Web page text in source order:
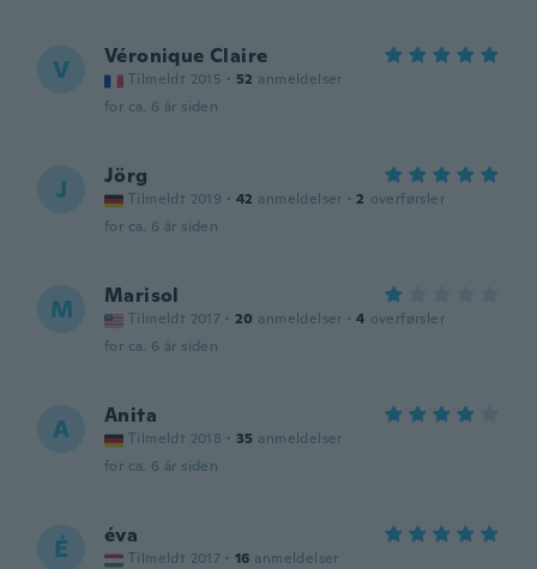
V Véronique Claire
Tilmeldt 2015 · 52 anmeldelser
for ca. 6 år siden
J Jörg
Tilmeldt 2019 · 42 anmeldelser · 2 overførsler
for ca. 6 år siden
M Marisol
Tilmeldt 2017 · 20 anmeldelser · 4 overførsler
for ca. 6 år siden
A Anita
Tilmeldt 2018 · 35 anmeldelser
for ca. 6 år siden
É éva
Tilmeldt 2017 · 16 anmeldelser